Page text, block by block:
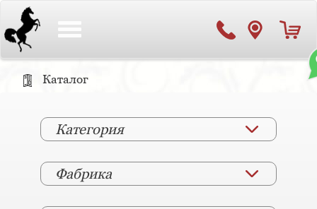
Каталог
Категория
Фабрика